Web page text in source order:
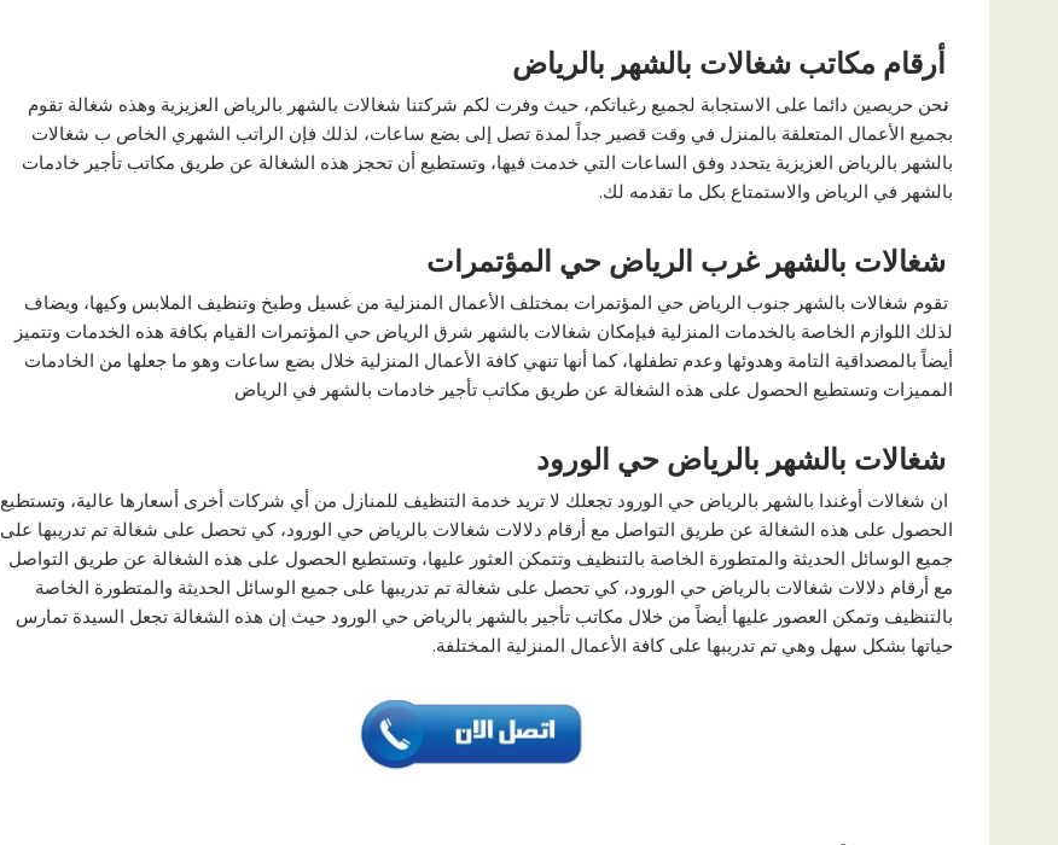
أرقام مكاتب شغالات بالشهر بالرياض
نحن حريصين دائما على الاستجابة لجميع رغباتكم، حيث وفرت لكم شركتنا شغالات بالشهر بالرياض العزيزية وهذه شغالة تقوم
بجميع الأعمال المتعلقة بالمنزل في وقت قصير جداً لمدة تصل إلى بضع ساعات، لذلك فإن الراتب الشهري الخاص ب شغالات
بالشهر بالرياض العزيزية يتحدد وفق الساعات التي خدمت فيها، وتستطيع أن تحجز هذه الشغالة عن طريق مكاتب تأجير خادمات
بالشهر في الرياض والاستمتاع بكل ما تقدمه لك.
شغالات بالشهر غرب الرياض حي المؤتمرات
تقوم شغالات بالشهر جنوب الرياض حي المؤتمرات بمختلف الأعمال المنزلية من غسيل وطبخ وتنظيف الملابس وكيها، ويضاف
لذلك اللوازم الخاصة بالخدمات المنزلية فبإمكان شغالات بالشهر شرق الرياض حي المؤتمرات القيام بكافة هذه الخدمات وتتميز
أيضاً بالمصداقية التامة وهدوئها وعدم تطفلها، كما أنها تنهي كافة الأعمال المنزلية خلال بضع ساعات وهو ما جعلها من الخادمات
المميزات وتستطيع الحصول على هذه الشغالة عن طريق مكاتب تأجير خادمات بالشهر في الرياض
شغالات بالشهر بالرياض حي الورود
ان شغالات أوغندا بالشهر بالرياض حي الورود تجعلك لا تريد خدمة التنظيف للمنازل من أي شركات أخرى أسعارها عالية، وتستطيع
الحصول على هذه الشغالة عن طريق التواصل مع أرقام دلالات شغالات بالرياض حي الورود، كي تحصل على شغالة تم تدريبها على
جميع الوسائل الحديثة والمتطورة الخاصة بالتنظيف وتتمكن العثور عليها، وتستطيع الحصول على هذه الشغالة عن طريق التواصل
مع أرقام دلالات شغالات بالرياض حي الورود، كي تحصل على شغالة تم تدريبها على جميع الوسائل الحديثة والمتطورة الخاصة
بالتنظيف وتمكن العصور عليها أيضاً من خلال مكاتب تأجير بالشهر بالرياض حي الورود حيث إن هذه الشغالة تجعل السيدة تمارس
حياتها بشكل سهل وهي تم تدريبها على كافة الأعمال المنزلية المختلفة.